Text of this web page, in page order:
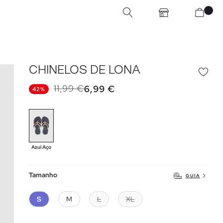
CHINELOS DE LONA
42% 11,99 €6,99 €
Azul Aço
Tamanho GUIA
S M L XL